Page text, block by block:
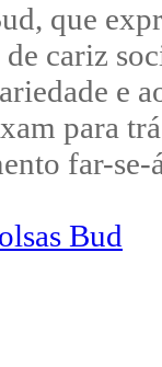
que
cariz
e
para
far-
Bud